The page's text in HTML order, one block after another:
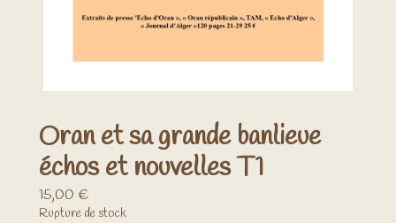
Oran et sa grande banlieue
échos et nouvelles T1
15,00 €
Rupture de stock